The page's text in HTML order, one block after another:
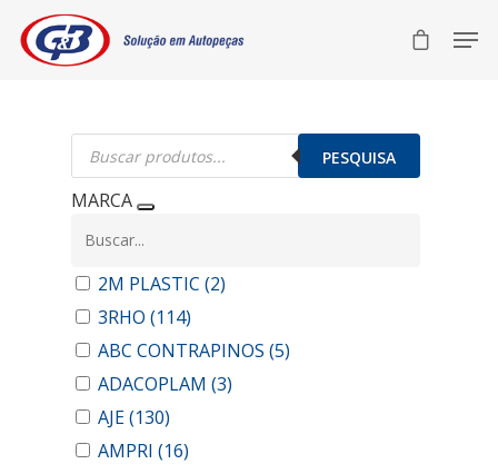
Pesquisar
produtos PESQUISA
MARCA
2M PLASTIC (2)
3RHO (114)
ABC CONTRAPINOS (5)
ADACOPLAM (3)
AJE(130)
AMPRI (16)